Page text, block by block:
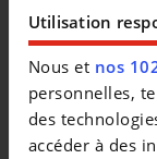
Utilisation
Nous et nos
personnelles,
des
accéder à des
14.950 EUR